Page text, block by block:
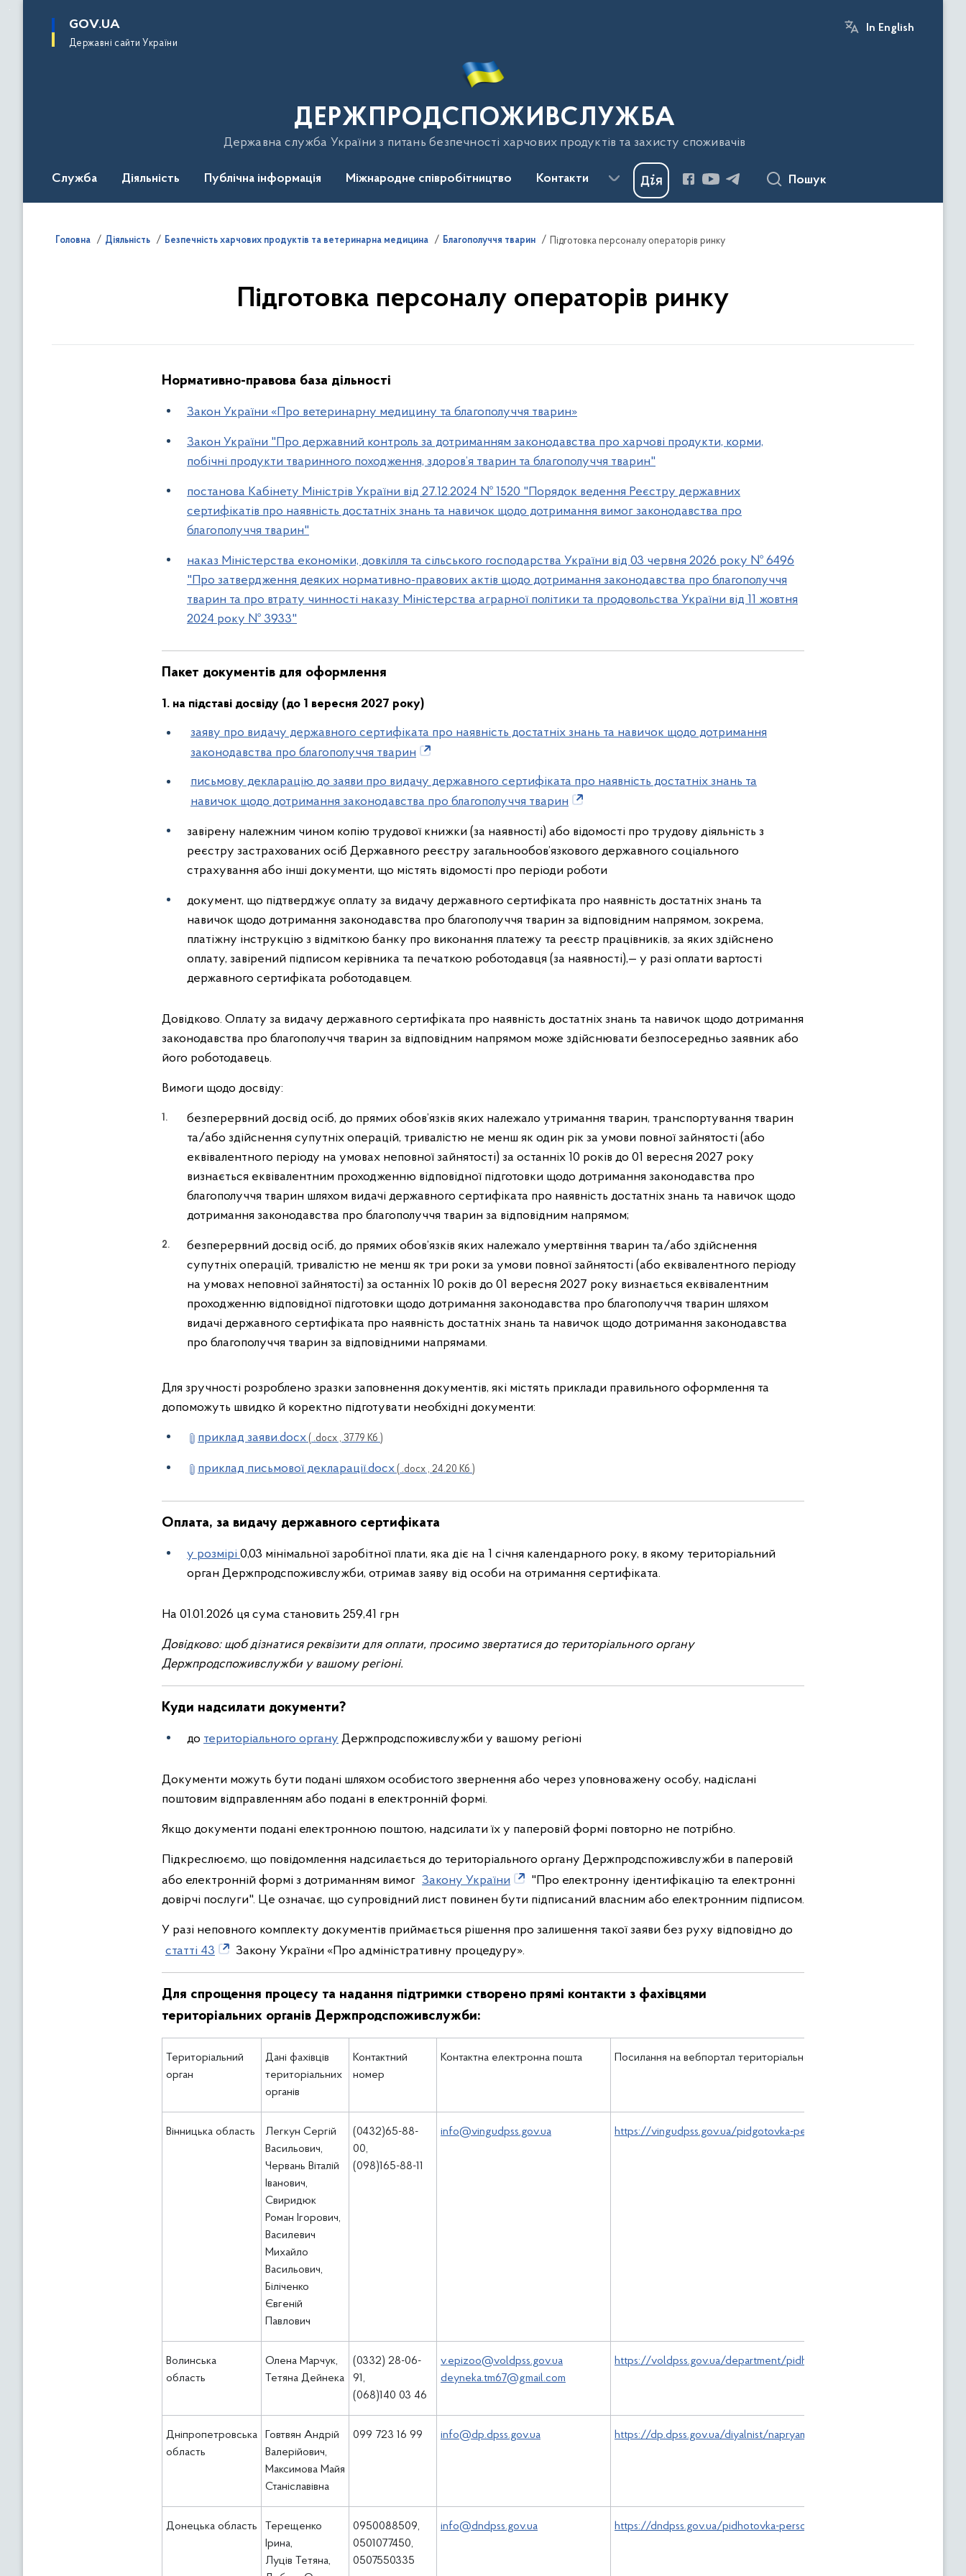
основного
GOV.UA
Державні сайти України
In English
ДЕРЖПРОДСПОЖИВСЛУЖБА
Державна служба України з питань безпечності харчових продуктів та захисту споживачів
Служба Діяльність Публічна інформація Міжнародне співробітництво Контакти Пошук
Головна Діяльність Безпечність харчових продуктів та ветеринарна медицина Благополуччя тварин Підготовка персоналу операторів ринку
Підготовка персоналу операторів ринку
Нормативно-правова база дільності
Закон України «Про ветеринарну медицину та благополуччя тварин»
Закон України "Про державний контроль за дотриманням законодавства про харчові продукти, корми,
побічні продукти тваринного походження, здоров’я тварин та благополуччя тварин"
постанова Кабінету Міністрів України від 27.12.2024 № 1520 "Порядок ведення Реєстру державних
сертифікатів про наявність достатніх знань та навичок щодо дотримання вимог законодавства про
благополуччя тварин"
наказ Міністерства економіки, довкілля та сільського господарства України від 03 червня 2026 року № 6496
"Про затвердження деяких нормативно-правових актів щодо дотримання законодавства про благополуччя
тварин та про втрату чинності наказу Міністерства аграрної політики та продовольства України від 11 жовтня
2024 року № 3933"
Пакет документів для оформлення
1. на підставі досвіду (до 1 вересня 2027 року)
заяву про видачу державного сертифіката про наявність достатніх знань та навичок щодо дотримання
законодавства про благополуччя тварин
письмову декларацію до заяви про видачу державного сертифіката про наявність достатніх знань та
навичок щодо дотримання законодавства про благополуччя тварин
завірену належним чином копію трудової книжки (за наявності) або відомості про трудову діяльність з
реєстру застрахованих осіб Державного реєстру загальнообов’язкового державного соціального
страхування або інші документи, що містять відомості про періоди роботи
документ, що підтверджує оплату за видачу державного сертифіката про наявність достатніх знань та
навичок щодо дотримання законодавства про благополуччя тварин за відповідним напрямом, зокрема,
платіжну інструкцію з відміткою банку про виконання платежу та реєстр працівників, за яких здійснено
оплату, завірений підписом керівника та печаткою роботодавця (за наявності),— у разі оплати вартості
державного сертифіката роботодавцем.
Довідково. Оплату за видачу державного сертифіката про наявність достатніх знань та навичок щодо дотримання
законодавства про благополуччя тварин за відповідним напрямом може здійснювати безпосередньо заявник або
його роботодавець.
Вимоги щодо досвіду:
безперервний досвід осіб, до прямих обов’язків яких належало утримання тварин, транспортування тварин
та/або здійснення супутніх операцій, тривалістю не менш як один рік за умови повної зайнятості (або
еквівалентного періоду на умовах неповної зайнятості) за останніх 10 років до 01 вересня 2027 року
визнається еквівалентним проходженню відповідної підготовки щодо дотримання законодавства про
благополуччя тварин шляхом видачі державного сертифіката про наявність достатніх знань та навичок щодо
дотримання законодавства про благополуччя тварин за відповідним напрямом;
безперервний досвід осіб, до прямих обов’язків яких належало умертвіння тварин та/або здійснення
супутніх операцій, тривалістю не менш як три роки за умови повної зайнятості (або еквівалентного періоду
на умовах неповної зайнятості) за останніх 10 років до 01 вересня 2027 року визнається еквівалентним
проходженню відповідної підготовки щодо дотримання законодавства про благополуччя тварин шляхом
видачі державного сертифіката про наявність достатніх знань та навичок щодо дотримання законодавства
про благополуччя тварин за відповідними напрямами.
Для зручності розроблено зразки заповнення документів, які містять приклади правильного оформлення та
допоможуть швидко й коректно підготувати необхідні документи:
приклад заяви.docx ( .docx , 37.79 Кб )
приклад письмової декларації.docx ( .docx , 24.20 Кб )
Оплата, за видачу державного сертифіката
у розмірі 0,03 мінімальної заробітної плати, яка діє на 1 січня календарного року, в якому територіальний
орган Держпродспоживслужби, отримав заяву від особи на отримання сертифіката.
На 01.01.2026 ця сума становить 259,41 грн
Довідково: щоб дізнатися реквізити для оплати, просимо звертатися до територіального органу
Держпродспоживслужби у вашому регіоні.
Куди надсилати документи?
до територіального органу Держпродспоживслужби у вашому регіоні
Документи можуть бути подані шляхом особистого звернення або через уповноважену особу, надіслані
поштовим відправленням або подані в електронній формі.
Якщо документи подані електронною поштою, надсилати їх у паперовій формі повторно не потрібно.
Підкреслюємо, що повідомлення надсилається до територіального органу Держпродспоживслужби в паперовій
або електронній формі з дотриманням вимог Закону України
"Про електронну ідентифікацію та електронні
довірчі послуги". Це означає, що супровідний лист повинен бути підписаний власним або електронним підписом.
У разі неповного комплекту документів приймається рішення про залишення такої заяви без руху відповідно до
статті 43
Закону України «Про адміністративну процедуру».
Для спрощення процесу та надання підтримки створено прямі контакти з фахівцями
територіальних органів Держпродспоживслужби:
Територіальний
орган
Дані фахівців
територіальних
органів
Контактний
номер
Контактна електронна пошта Посилання на вебпортал територіального органу
Вінницька область
Легкун Сергій
Васильович,
Червань Віталій
Іванович,
Свиридюк
Роман Ігорович,
Василевич
Михайло
Васильович,
Біліченко
Євгеній
Павлович
(0432)65-88-
00,
(098)165-88-11
info@vingudpss.gov.ua https://vingudpss.gov.ua/pidgotovka-personalu-operatoriv-rynku
Волинська
область
Олена Марчук,
Тетяна Дейнека
(0332) 28-06-
91,
(068)140 03 46
v.epizoo@voldpss.gov.ua
deyneka.tm67@gmail.com
https://voldpss.gov.ua/department/pidhotovka-personalu-operatoriv-
Дніпропетровська
область
Говтвян Андрій
Валерійович,
Максимова Майя
Станіславівна
099 723 16 99 info@dp.dpss.gov.ua https://dp.dpss.gov.ua/diyalnist/napryami-diyalnosti/veterinarna-
Донецька область
Терещенко
Ірина,
Луців Тетяна,
0950088509,
0501077450,
0507550335
info@dndpss.gov.ua https://dndpss.gov.ua/pidhotovka-personalu-u-sferi-blahopoluchchia-